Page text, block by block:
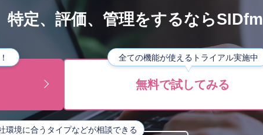
特定、評価、管理をするならSIDfm
全ての機能が使えるトライアル実施中
無料で試してみる
環境に合うタイプなどが相談できる